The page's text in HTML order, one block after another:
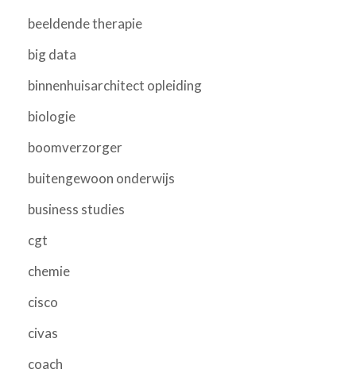
beeldende therapie
big data
binnenhuisarchitect opleiding
biologie
boomverzorger
buitengewoon onderwijs
business studies
cgt
chemie
cisco
civas
coach